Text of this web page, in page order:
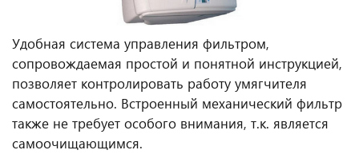
Удобная система управления фильтром,
сопровождаемая простой и понятной инструкцией,
позволяет контролировать работу умягчителя
самостоятельно. Встроенный механический фильтр
также не требует особого внимания, т.к. является
самоочищающимся.